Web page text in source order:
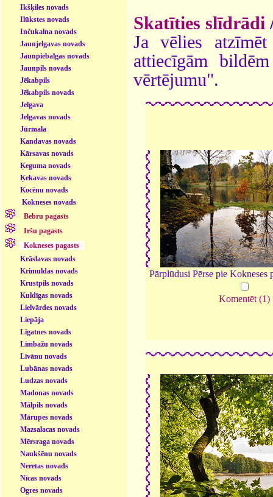
Ikšķiles novads
Ilūkstes novads
Inčukalna novads
Jaunjelgavas novads
Jaunpiebalgas novads
Jaunpils novads
Jēkabpils
Jēkabpils novads
Jelgava
Jelgavas novads
Jūrmala
Kandavas novads
Kārsavas novads
Ķeguma novads
Ķekavas novads
Kocēnu novads
Kokneses novads
Bebru pagasts
Iršu pagasts
Kokneses pagasts
Krāslavas novads
Krimuldas novads
Krustpils novads
Kuldīgas novads
Lielvārdes novads
Liepāja
Līgatnes novads
Limbažu novads
Līvānu novads
Lubānas novads
Ludzas novads
Madonas novads
Mālpils novads
Mārupes novads
Mazsalacas novads
Mērsraga novads
Naukšēnu novads
Neretas novads
Nīcas novads
Ogres novads
Skatīties slīdrādi
Ja vēlies
attiecīgām
vērtējumu".
Pārplūdusi Pērse pie Kokneses
Komentēt (1)